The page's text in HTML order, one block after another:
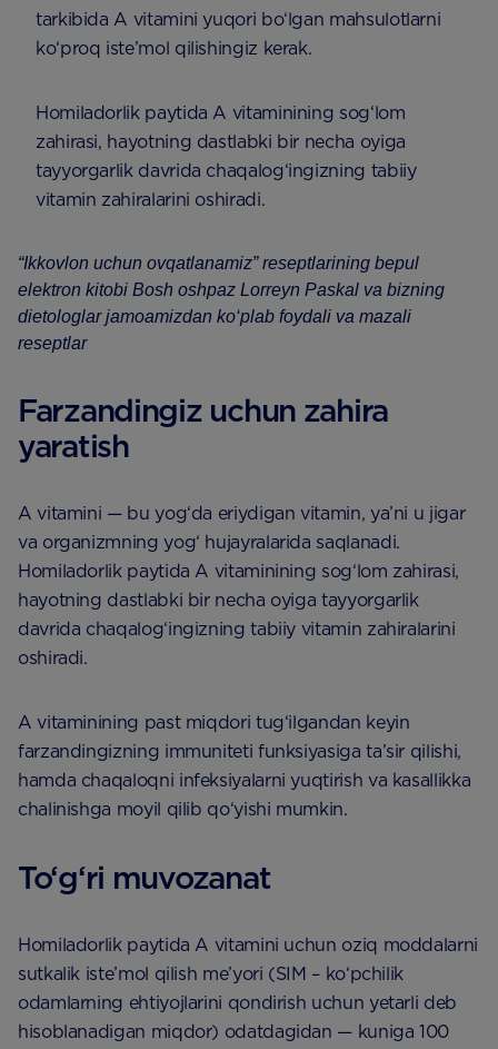
tarkibida A vitamini yuqori bo‘lgan mahsulotlarni
ko‘proq iste’mol qilishingiz kerak.
Homiladorlik paytida A vitaminining sog‘lom
zahirasi, hayotning dastlabki bir necha oyiga
tayyorgarlik davrida chaqalog‘ingizning tabiiy
vitamin zahiralarini oshiradi.
“Ikkovlon uchun ovqatlanamiz” reseptlarining bepul
elektron kitobi Bosh oshpaz Lorreyn Paskal va bizning
dietologlar jamoamizdan ko‘plab foydali va mazali
reseptlar
Farzandingiz uchun zahira
yaratish
A vitamini — bu yog‘da eriydigan vitamin, ya’ni u jigar
va organizmning yog‘ hujayralarida saqlanadi.
Homiladorlik paytida A vitaminining sog‘lom zahirasi,
hayotning dastlabki bir necha oyiga tayyorgarlik
davrida chaqalog‘ingizning tabiiy vitamin zahiralarini
oshiradi.
A vitaminining past miqdori tug‘ilgandan keyin
farzandingizning immuniteti funksiyasiga ta’sir qilishi,
hamda chaqaloqni infeksiyalarni yuqtirish va kasallikka
chalinishga moyil qilib qo‘yishi mumkin.
To‘g‘ri muvozanat
Homiladorlik paytida A vitamini uchun oziq moddalarni
sutkalik iste’mol qilish me’yori (SIM – ko‘pchilik
odamlarning ehtiyojlarini qondirish uchun yetarli deb
hisoblanadigan miqdor) odatdagidan — kuniga 100